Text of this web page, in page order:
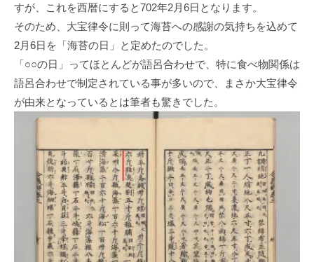
すが、これを西暦にすると702年2月6日となります。
そのため、大宝律令に則って海苔への感謝の気持ちを込めて
2月6日を「海苔の日」と定めたのでした。
「○○の日」ってほとんどが語呂合わせで、特に食べ物関係は
語呂合わせで制定されている事が多いので、まさか大宝律令
が由来となっているとは筆者も驚きでした。